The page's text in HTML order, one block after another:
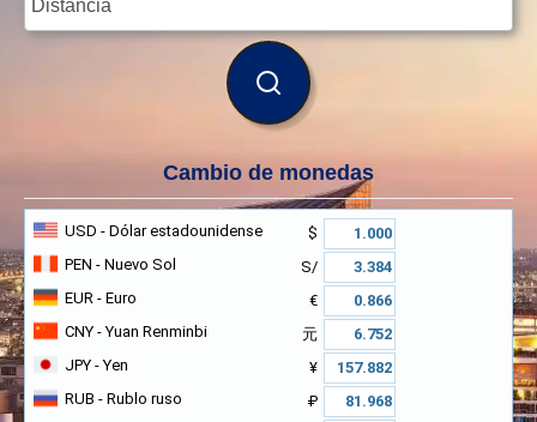
BUSCAR
Cambio de monedas
USD - Dólar estadounidense
$
PEN - Nuevo Sol
S/
EUR - Euro
€
CNY - Yuan Renminbi
元
JPY - Yen
¥
RUB - Rublo ruso
₽